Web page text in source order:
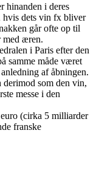
hinanden i deres
hvis dets vin fx bliver
går ofte op til
med æren.
i Paris efter den
samme måde været
af åbningen.
som den vin,
messe i den
(cirka 5 milliarder
franske